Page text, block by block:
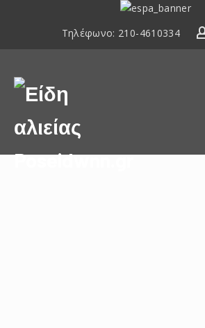
ΕΣΠΑ
2020
Τηλέφωνο: 210-4610334
Είδη
αλιείας
Poseidwnn.gr